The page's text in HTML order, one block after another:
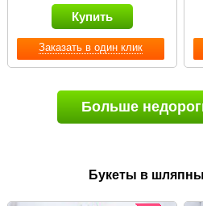
Заказать в один клик
Купить
Больше
Букеты в